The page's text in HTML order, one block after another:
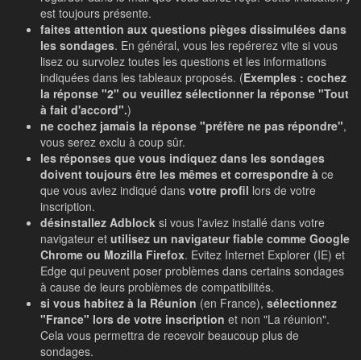
est toujours présente.
faites attention aux questions pièges dissimulées dans
les sondages. En général, vous les repérerez vite si vous
lisez ou survolez toutes les questions et les informations
indiquées dans les tableaux proposés. (Exemples : cochez
la réponse "2" ou veuillez sélectionner la réponse "Tout
à fait d'accord".)
ne cochez jamais la réponse "préfère ne pas répondre",
vous serez exclu à coup sûr.
les réponses que vous indiquez dans les sondages
doivent toujours être les mêmes et correspondre à ce
que vous aviez indiqué dans votre profil lors de votre
inscription.
désinstallez Adblock si vous l'aviez installé dans votre
navigateur et utilisez un navigateur fiable comme Google
Chrome ou Mozilla Firefox. Evitez Internet Explorer (IE) et
Edge qui peuvent poser problèmes dans certains sondages
à cause de leurs problèmes de compatibilités.
si vous habitez à la Réunion (en France), sélectionnez
"France" lors de votre inscription et non "La réunion".
Cela vous permettra de recevoir beaucoup plus de
sondages.